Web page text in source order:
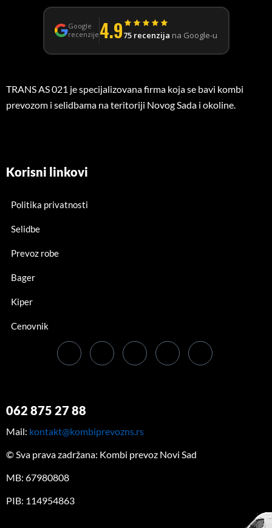
Google
recenzije 4.975 recenzija na Google-u
TRANS AS 021 je specijalizovana firma koja se bavi kombi
prevozom i selidbama na teritoriji Novog Sada i okoline.
Korisni linkovi
Politika privatnosti
Selidbe
Prevoz robe
Bager
Kiper
Cenovnik
062 875 27 88
Mail: kontakt@kombiprevozns.rs
© Sva prava zadržana: Kombi prevoz Novi Sad
MB: 67980808
PIB: 114954863